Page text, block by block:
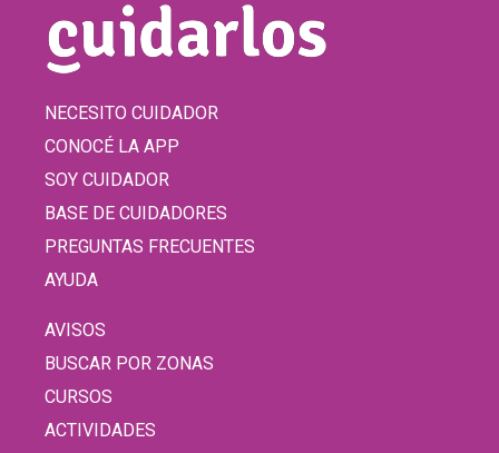
NECESITO CUIDADOR
CONOCÉ LA APP
SOY CUIDADOR
BASE DE CUIDADORES
PREGUNTAS FRECUENTES
AYUDA
AVISOS
BUSCAR POR ZONAS
CURSOS
ACTIVIDADES